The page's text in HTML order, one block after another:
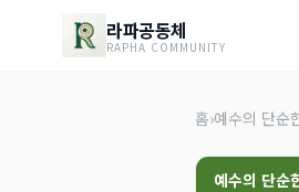
라파공동체
RAPHA COMMUNITY
홈›예수의 단순
예수의 단순